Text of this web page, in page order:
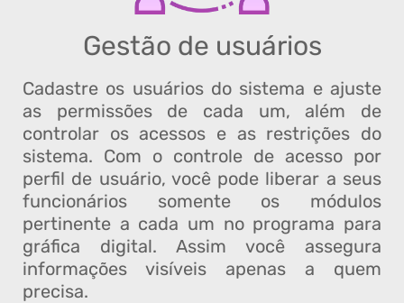
Gestão de usuários
Cadastre os usuários do sistema e ajuste
as permissões de cada um, além de
controlar os acessos e as restrições do
sistema. Com o controle de acesso por
perfil de usuário, você pode liberar a seus
funcionários somente os módulos
pertinente a cada um no programa para
gráfica digital. Assim você assegura
informações visíveis apenas a quem
precisa.